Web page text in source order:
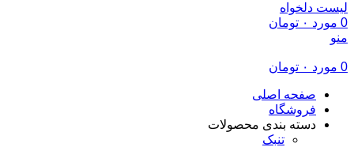
لیست دلخواه
0 مورد ۰ تومان
منو
0 مورد ۰ تومان
صفحه اصلی
فروشگاه
دسته بندی محصولات
تنبک